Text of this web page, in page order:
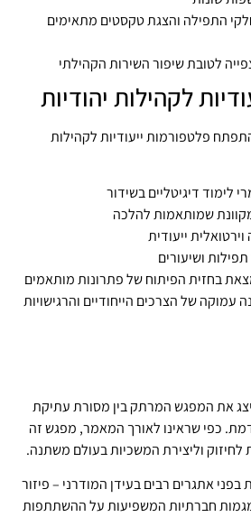
התפילה והצגת טקסטים מתאימים
לטובת שיפור השירות הקהילתי
לקהילות יהודיות
פלטפורמות ייעודיות לקהילות
לימוד דיגיטליים בשידור
שמותאמות להלכה
ייעודית
ושיעורים
בחזית הפיתוח של פתרונות מותאמים
עמוקה של הצרכים הייחודיים והרגישויות
את המפגש המרתק בין מסורת עתיקת
כפי שראינו לאורך המאמר, מפגש זה
לחיזוק וליצירת המשכיות בעולם משתנה.
בפני אתגרים רבים בעידן המודרני – פיזור
ומגמות חברתיות המשפיעות על ההשתתפות